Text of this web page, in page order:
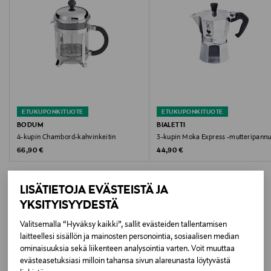
LISÄTIETOJA EVÄSTEISTÄ JA
YKSITYISYYDESTÄ
Valitsemalla “Hyväksy kaikki”, sallit evästeiden tallentamisen
laitteellesi sisällön ja mainosten personointia, sosiaalisen median
ominaisuuksia sekä liikenteen analysointia varten. Voit muuttaa
evästeasetuksiasi milloin tahansa sivun alareunasta löytyvästä
Valmistaja
Peter Bodum A/S
Valmistajan osoite
Humlebæk Strandvej 21, 1 DK-3050 Humlebæk,
Denmark
Digitaalinen osoite
contact@bodum.com
ETUKUPONKITUOTE
BODUM
4-kupin Chambord-kahvinkeitin
Original Price
66,90 €
ETUKUPONKITUOTE
BIALETTI
3-kupin Moka Express -mutteripannu
Original Price
44,90 €
LISÄÄ KIINNOSTAVIA
TUOTTEITA